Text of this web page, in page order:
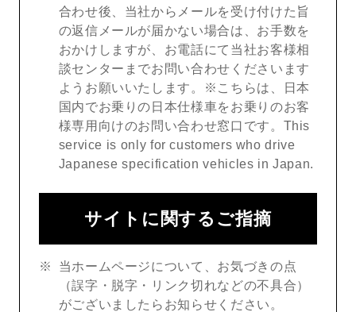
合わせ後、当社からメールを受け付けた旨
の返信メールが届かない場合は、お手数を
おかけしますが、お電話にて当社お客様相
談センターまでお問い合わせくださいます
ようお願いいたします。※こちらは、日本
国内でお乗りの日本仕様車をお乗りのお客
様専用向けのお問い合わせ窓口です。This
service is only for customers who drive
Japanese specification vehicles in Japan.
サイトに関するご指摘
当ホームページについて、お気づきの点
（誤字・脱字・リンク切れなどの不具合）
がございましたらお知らせください。